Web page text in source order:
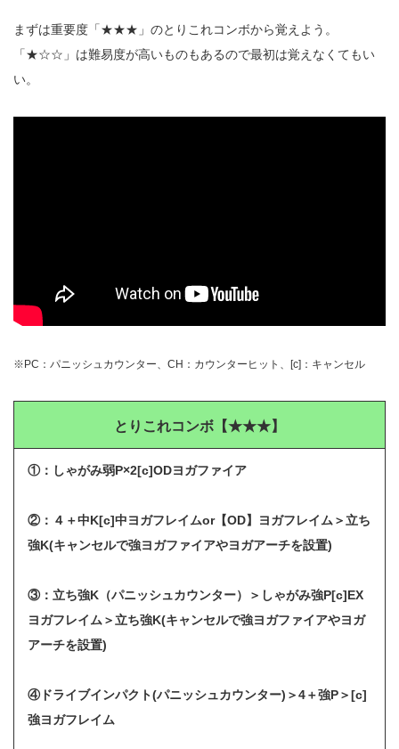
まずは重要度「★★★」のとりこれコンボから覚えよう。
「★☆☆」は難易度が高いものもあるので最初は覚えなくてもい
い。
※PC：パニッシュカウンター、CH：カウンターヒット、[c]：キャンセル
とりこれコンボ【★★★】
①：しゃがみ弱P×2[c]ODヨガファイア
②：４＋中K[c]中ヨガフレイムor【OD】ヨガフレイム＞立ち
強K(キャンセルで強ヨガファイアやヨガアーチを設置)
③：立ち強K（パニッシュカウンター）＞しゃがみ強P[c]EX
ヨガフレイム＞立ち強K(キャンセルで強ヨガファイアやヨガ
アーチを設置)
④ドライブインパクト(パニッシュカウンター)＞4＋強P＞[c]
強ヨガフレイム